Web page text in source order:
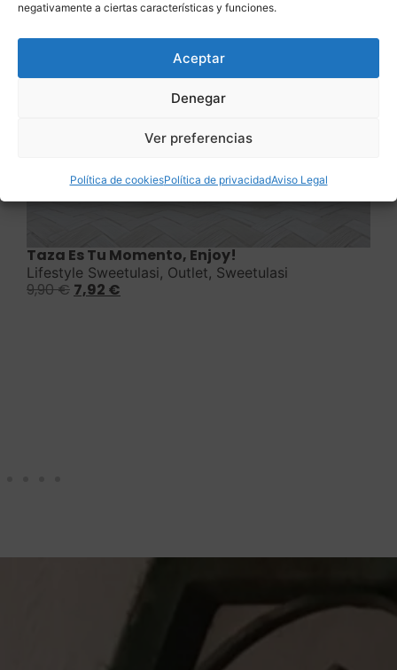
negativamente a ciertas características y funciones.
Aceptar
Denegar
Ver preferencias
Política de cookiesPolítica de privacidadAviso Legal
Taza Es Tu Momento, Enjoy!
Lifestyle Sweetulasi, Outlet, Sweetulasi
9,90€ 7,92 €